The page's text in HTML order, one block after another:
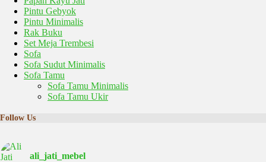
Pintu Gebyok
Pintu Minimalis
Rak Buku
Set Meja Trembesi
Sofa
Sofa Sudut Minimalis
Sofa Tamu
Sofa Tamu Minimalis
Sofa Tamu Ukir
Follow Us
ali_jati_mebel